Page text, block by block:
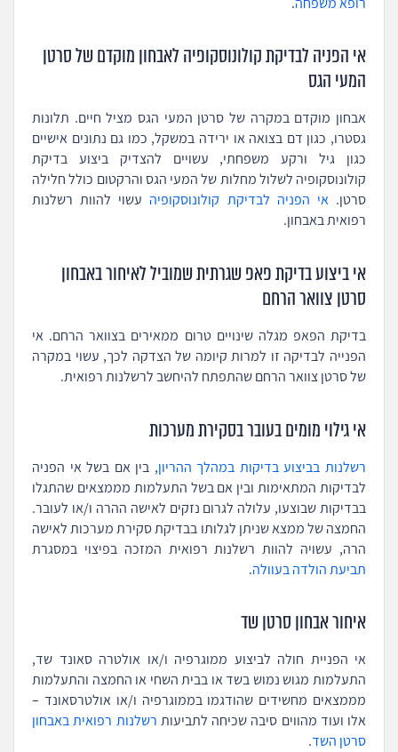
אי הפניה לבדיקת קולונוסקופיה לאבחון מוקדם של סרטן
המעי הגס
אבחון מוקדם במקרה של סרטן המעי הגס מציל חיים. תלונות
גסטרו, כגון דם בצואה או ירידה במשקל, כמו גם נתונים אישיים
כגון גיל ורקע משפחתי, עשויים להצדיק ביצוע בדיקת
קולונוסקופיה לשלול מחלות של המעי הגס והרקטום כולל חלילה
סרטן.אי הפניה לבדיקת קולונוסקופיה עשוי להוות רשלנות
רפואית באבחון.
אי ביצוע בדיקת פאפ שגרתית שמוביל לאיחור באבחון
סרטן צוואר הרחם
בדיקת הפאפ מגלה שינויים טרום ממאירים בצוואר הרחם. אי
הפנייה לבדיקה זו למרות קיומה של הצדקה לכך, עשוי במקרה
של סרטן צוואר הרחם שהתפתח להיחשב לרשלנות רפואית.
אי גילוי מומים בעובר בסקירת מערכות
רשלנות בביצוע בדיקות במהלך ההריון, בין אם בשל אי הפניה
לבדיקות המתאימות ובין אם בשל התעלמות מממצאים שהתגלו
בבדיקות שבוצעו, עלולה לגרום נזקים לאישה ההרה ו/או לעובר.
החמצה של ממצא שניתן לגלותו בבדיקת סקירת מערכות לאישה
הרה, עשויה להוות רשלנות רפואית המזכה בפיצוי במסגרת
תביעת הולדה בעוולה.
איחור אבחון סרטן שד
אי הפניית חולה לביצוע ממוגרפיה ו/או אולטרה סאונד שד,
התעלמות מגוש נמוש בשד או בבית השחי או החמצה והתעלמות
מממצאים מחשידים שהודגמו בממוגרפיה ו/או אולטרסאונד –
אלו ועוד מהווים סיבה שכיחה לתביעות רשלנות רפואית באבחון
סרטן השד.